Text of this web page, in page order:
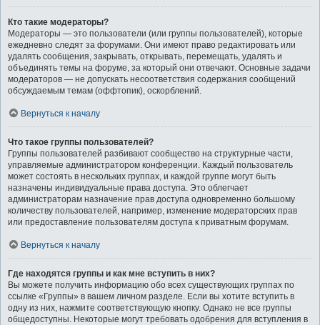
Кто такие модераторы?
Модераторы — это пользователи (или группы пользователей), которые
ежедневно следят за форумами. Они имеют право редактировать или
удалять сообщения, закрывать, открывать, перемещать, удалять и
объединять темы на форуме, за который они отвечают. Основные задачи
модераторов — не допускать несоответствия содержания сообщений
обсуждаемым темам (оффтопик), оскорблений.
Вернуться к началу
Что такое группы пользователей?
Группы пользователей разбивают сообщество на структурные части,
управляемые администратором конференции. Каждый пользователь
может состоять в нескольких группах, и каждой группе могут быть
назначены индивидуальные права доступа. Это облегчает
администраторам назначение прав доступа одновременно большому
количеству пользователей, например, изменение модераторских прав
или предоставление пользователям доступа к приватным форумам.
Вернуться к началу
Где находятся группы и как мне вступить в них?
Вы можете получить информацию обо всех существующих группах по
ссылке «Группы» в вашем личном разделе. Если вы хотите вступить в
одну из них, нажмите соответствующую кнопку. Однако не все группы
общедоступны. Некоторые могут требовать одобрения для вступления в